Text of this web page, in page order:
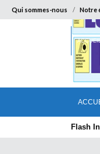
Qui sommes-nous Notre
ACCUEIL
Flash